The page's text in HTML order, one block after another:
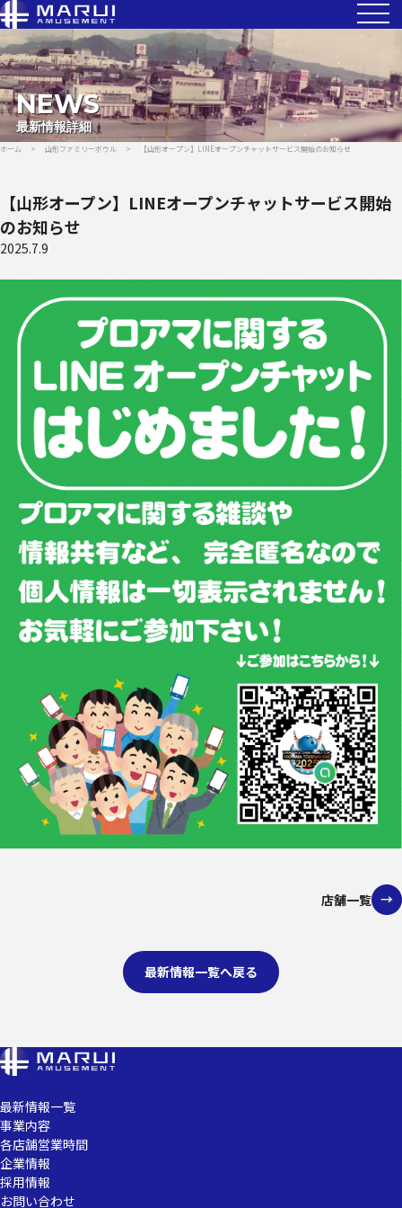
NEWS
最新情報詳細
ホーム > 山形ファミリーボウル > 【山形オープン】LINEオープンチャットサービス開始のお知らせ
【山形オープン】LINEオープンチャットサービス開始
のお知らせ
2025.7.9
店舗一覧
最新情報一覧へ戻る
最新情報一覧
事業内容
各店舗営業時間
企業情報
採用情報
お問い合わせ